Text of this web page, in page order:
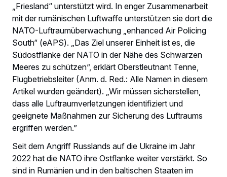
„Friesland“ unterstützt wird. In enger Zusammenarbeit
mit der rumänischen Luftwaffe unterstützen sie dort die
NATO-Luftraumüberwachung „enhanced Air Policing
South“ (eAPS). „Das Ziel unserer Einheit ist es, die
Südostflanke der NATO in der Nähe des Schwarzen
Meeres zu schützen”, erklärt Oberstleutnant Tenne,
Flugbetriebsleiter (Anm. d. Red.: Alle Namen in diesem
Artikel wurden geändert). „Wir müssen sicherstellen,
dass alle Luftraumverletzungen identifiziert und
geeignete Maßnahmen zur Sicherung des Luftraums
ergriffen werden.”
Seit dem Angriff Russlands auf die Ukraine im Jahr
2022 hat die NATO ihre Ostflanke weiter verstärkt. So
sind in Rumänien und in den baltischen Staaten im